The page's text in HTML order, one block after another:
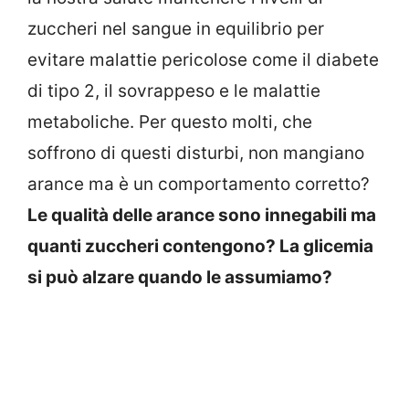
zuccheri nel sangue in equilibrio per
evitare malattie pericolose come il diabete
di tipo 2, il sovrappeso e le malattie
metaboliche. Per questo molti, che
soffrono di questi disturbi, non mangiano
arance ma è un comportamento corretto?
Le qualità delle arance sono innegabili ma
quanti zuccheri contengono? La glicemia
si può alzare quando le assumiamo?